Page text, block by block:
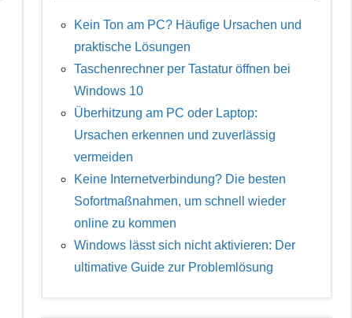
Kein Ton am PC? Häufige Ursachen und
praktische Lösungen
Taschenrechner per Tastatur öffnen bei
Windows 10
Überhitzung am PC oder Laptop:
Ursachen erkennen und zuverlässig
vermeiden
Keine Internetverbindung? Die besten
Sofortmaßnahmen, um schnell wieder
online zu kommen
Windows lässt sich nicht aktivieren: Der
ultimative Guide zur Problemlösung